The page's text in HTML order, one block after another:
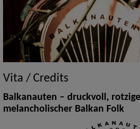
Vita / Credits
Balkanauten – druckvoll,
melancholischer Balkan Folk